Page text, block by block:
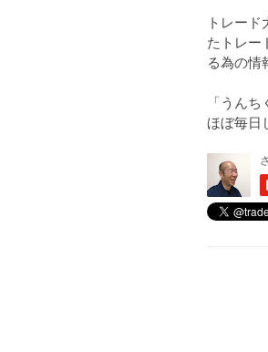
トレー
たトレー
る為の情
「うん
ほぼ毎日